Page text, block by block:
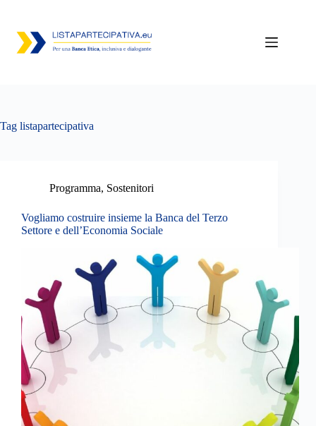
contenuto
Tag listapartecipativa
Programma, Sostenitori
Vogliamo costruire insieme la Banca del Terzo
Settore e dell’Economia Sociale